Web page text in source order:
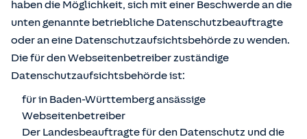
haben die Möglichkeit, sich mit einer Beschwerde an die
unten genannte betriebliche Datenschutzbeauftragte
oder an eine Datenschutzaufsichtsbehörde zu wenden.
Die für den Webseitenbetreiber zuständige
Datenschutzaufsichtsbehörde ist:
für in Baden-Württemberg ansässige
Webseitenbetreiber
Der Landesbeauftragte für den Datenschutz und die